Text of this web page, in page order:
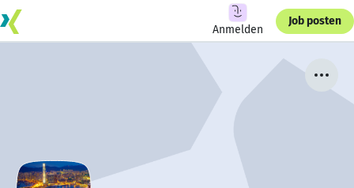
Anmelden
Job posten